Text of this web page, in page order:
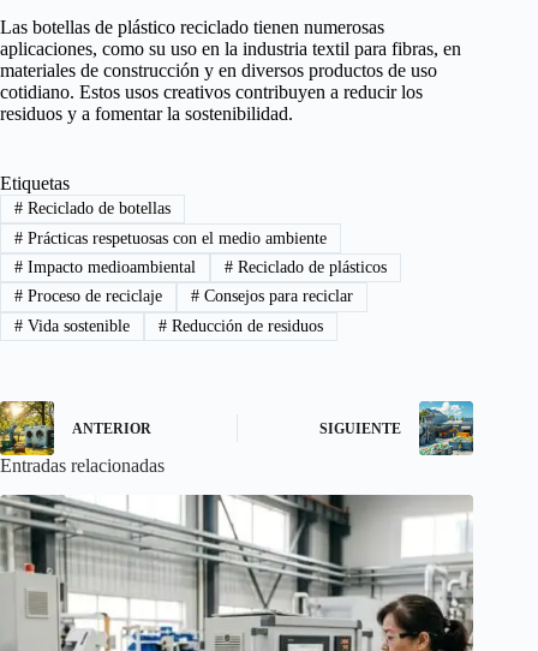
Las botellas de plástico reciclado tienen numerosas
aplicaciones, como su uso en la industria textil para fibras, en
materiales de construcción y en diversos productos de uso
cotidiano. Estos usos creativos contribuyen a reducir los
residuos y a fomentar la sostenibilidad.
Etiquetas
#Reciclado de botellas
#Prácticas respetuosas con el medio ambiente
#Impacto medioambiental #Reciclado de plásticos
#Proceso de reciclaje #Consejos para reciclar
#Vida sostenible #Reducción de residuos
ANTERIOR SIGUIENTE
Entradas relacionadas